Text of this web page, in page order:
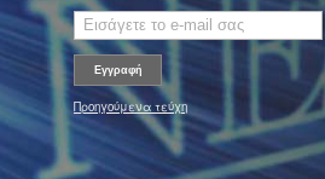
Προηγούμενα τεύχη